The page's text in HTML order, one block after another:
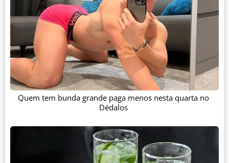
Quem tem bunda grande paga menos nesta quarta no
Dédalos